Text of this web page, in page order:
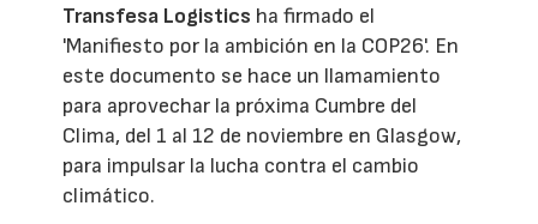
Transfesa Logistics ha firmado el
'Manifiesto por la ambición en la COP26'. En
este documento se hace un llamamiento
para aprovechar la próxima Cumbre del
Clima, del 1 al 12 de noviembre en Glasgow,
para impulsar la lucha contra el cambio
climático.